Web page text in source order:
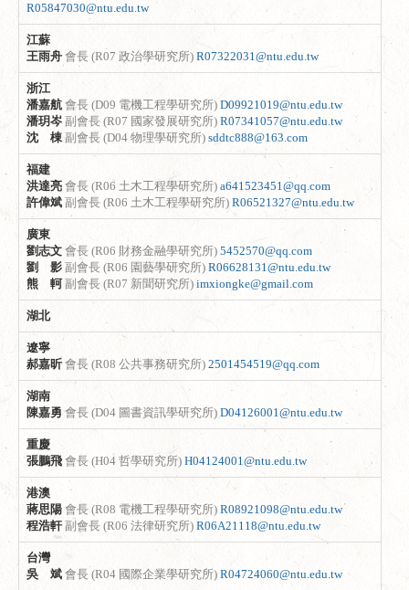
R05847030@ntu.edu.tw
江蘇
王雨舟 會長 (R07 政治學研究所) R07322031@ntu.edu.tw
浙江
潘嘉航 會長 (D09 電機工程學研究所) D09921019@ntu.edu.tw
潘玥岑 副會長 (R07 國家發展研究所) R07341057@ntu.edu.tw
沈 棟 副會長 (D04 物理學研究所) sddtc888@163.com
福建
洪達亮 會長 (R06 土木工程學研究所) a641523451@qq.com
許偉斌 副會長 (R06 土木工程學研究所) R06521327@ntu.edu.tw
廣東
劉志文 會長 (R06 財務金融學研究所) 5452570@qq.com
劉 影 副會長 (R06 園藝學研究所) R06628131@ntu.edu.tw
熊 軻 副會長 (R07 新聞研究所) imxiongke@gmail.com
湖北
遼寧
郝嘉昕 會長 (R08 公共事務研究所) 2501454519@qq.com
湖南
陳嘉勇 會長 (D04 圖書資訊學研究所) D04126001@ntu.edu.tw
重慶
張鵬飛 會長 (H04 哲學研究所) H04124001@ntu.edu.tw
港澳
蔣思陽 會長 (R08 電機工程學研究所) R08921098@ntu.edu.tw
程浩軒 副會長 (R06 法律研究所) R06A21118@ntu.edu.tw
台灣
吳 斌 會長 (R04 國際企業學研究所) R04724060@ntu.edu.tw